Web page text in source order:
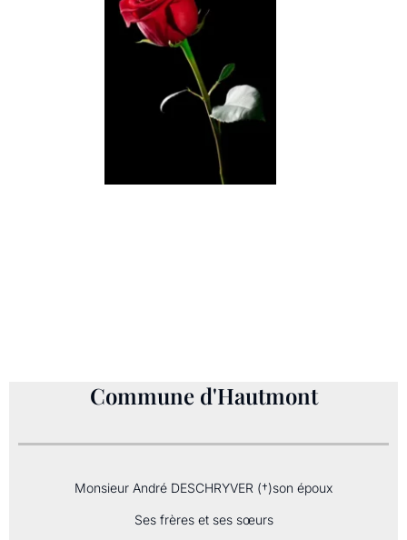
Commune d'Hautmont
Monsieur André DESCHRYVER (†)son époux
Ses frères et ses sœurs